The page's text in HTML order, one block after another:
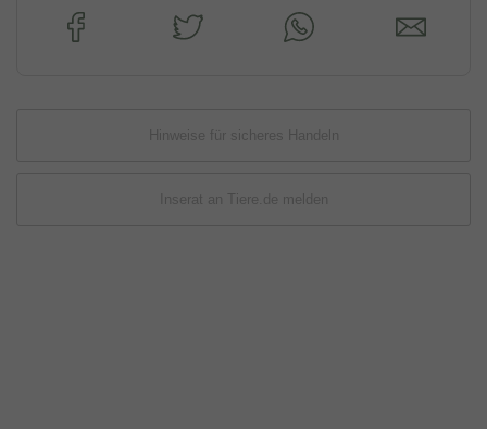
Hinweise für sicheres Handeln
Inserat an Tiere.de melden